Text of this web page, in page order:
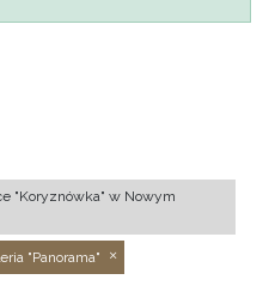
"Koryznówka" w Nowym
"Panorama"